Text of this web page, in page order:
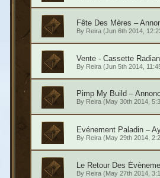
Fête Des Mères –
By Reira(Jun 6th 2014,
Vente - Cassette
By Reira(Jun 5th 2014,
Pimp My Build –
By Reira(May 30th 2014,
Evénement Paladin –
By Reira(May 29th 2014,
Le Retour Des
By Reira(May 27th 2014,